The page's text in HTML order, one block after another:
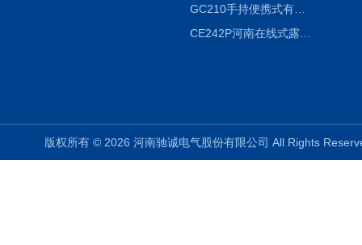
GC210手持便携式有毒CL2气体探测器氯气检测仪
CE242P河南在线式露点仪
版权所有 © 2026 河南驰诚电气股份有限公司 All Rights